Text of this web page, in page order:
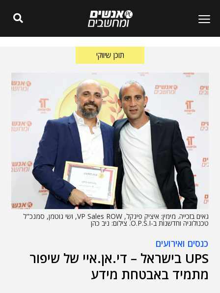
תוכן שיווקי
גאים בזכייה. מימין: איציק פינקל, VP Sales ROW, ושי גוטמן, סמנכ"ל
טכנולוגיה וחדשנות ב-O.P.S.I. צילום: ניב כהן
כנסים ואירועים
UPS בישראל – די.אן.איי של שיפור
מתמיד באבטחת מידע